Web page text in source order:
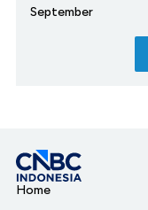
September
Home